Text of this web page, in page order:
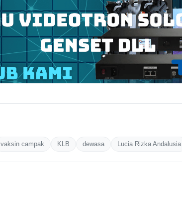
vaksin campak KLB dewasa Lucia Rizka Andalusia